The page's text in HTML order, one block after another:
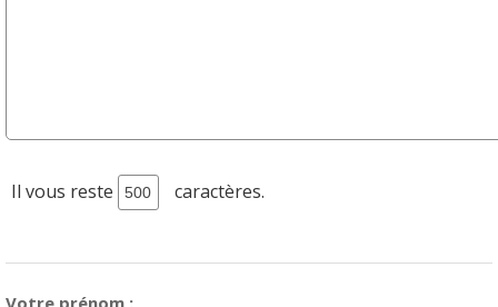
Il vous reste caractères.
Votre prénom :